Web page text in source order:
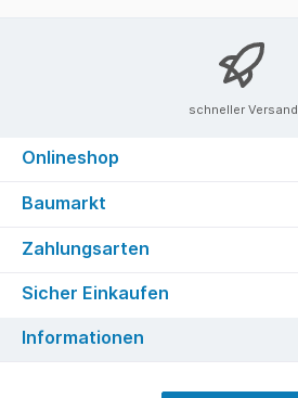
schneller Versand
Onlineshop
Baumarkt
Zahlungsarten
Sicher Einkaufen
Informationen